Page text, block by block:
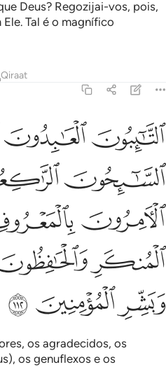
Deus? Regozijai-vos, pois,
Tal é o magnífico
Qiraat
التايبون العابدون الحامدون
ٱلتَّـٰٓئِبُونَ ٱلْعَـٰبِدُونَ
ﱁﱂ
ﱄ
ﱇ
ﱋ
ﱐﱑ ﱒ
os agradecidos, os
os genuflexos e os